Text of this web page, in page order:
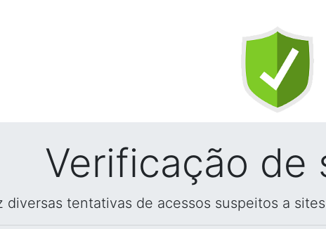
Verificação de
diversas tentativas de acessos suspeitos a